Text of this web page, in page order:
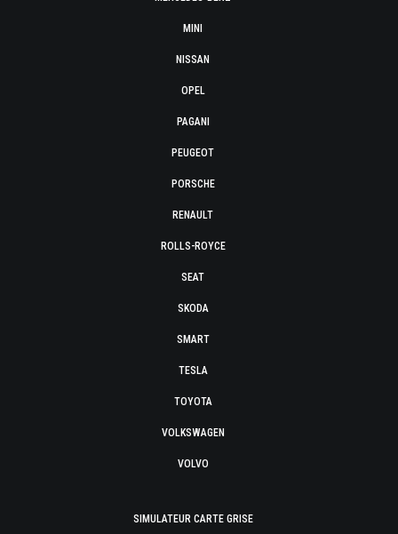
MINI
NISSAN
OPEL
PAGANI
PEUGEOT
PORSCHE
RENAULT
ROLLS-ROYCE
SEAT
SKODA
SMART
TESLA
TOYOTA
VOLKSWAGEN
VOLVO
SIMULATEUR CARTE GRISE